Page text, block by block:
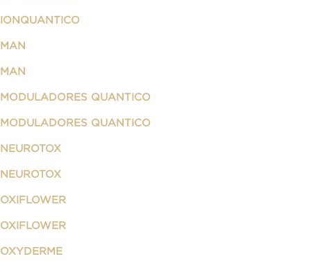
IONQUANTICO
MAN
MAN
MODULADORES QUANTICO
MODULADORES QUANTICO
NEUROTOX
NEUROTOX
OXIFLOWER
OXIFLOWER
OXYDERME